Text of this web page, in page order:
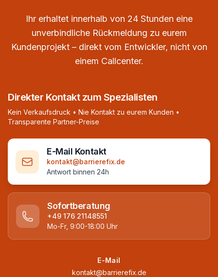
Ihr erhaltet innerhalb von 24 Stunden eine
unverbindliche Rückmeldung zu eurem
Kundenprojekt – direkt vom Entwickler, nicht von
einem Callcenter.
Direkter Kontakt zum Spezialisten
Kein Verkaufsdruck • Nie Kontakt zu eurem Kunden •
Transparente Partner-Preise
E-Mail Kontakt
kontakt@barrierefix.de
Antwort binnen 24h
Sofortberatung
+49 176 21148551
Mo-Fr, 9:00-18:00 Uhr
E-Mail
kontakt@barrierefix.de